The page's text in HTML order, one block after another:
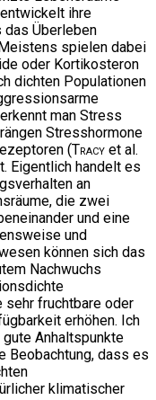
ihre
Überleben
spielen dabei
oder Kortikosteron
dichten Populationen
man Stress
Stresshormone
(Tracy et al.
Eigentlich handelt es
an
die zwei
und eine
und
können sich das
Nachwuchs
sehr fruchtbare oder
erhöhen. Ich
Anhaltspunkte
Beobachtung, dass es
klimatischer